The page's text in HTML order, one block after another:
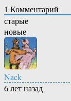
1 Комментарий
старые
новые
Nack
6 лет назад